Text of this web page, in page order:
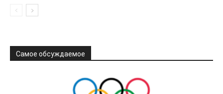
Самое обсуждаемое